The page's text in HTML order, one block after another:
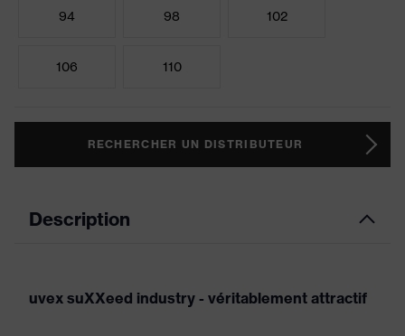
94 98 102
106 110
RECHERCHER UN DISTRIBUTEUR
Description
uvex suXXeed industry - véritablement attractif